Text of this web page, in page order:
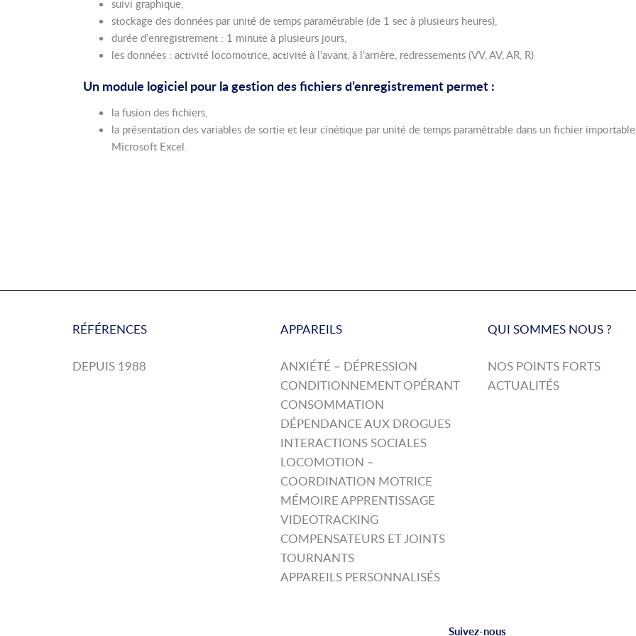
suivi graphique,
stockage des données par unité de temps paramétrable (de 1 sec à plusieurs heures),
durée d’enregistrement : 1 minute à plusieurs jours,
les données : activité locomotrice, activité à l’avant, à l’arrière, redressements (VV, AV, AR, R)
Un module logiciel pour la gestion des fichiers d’enregistrement permet :
la fusion des fichiers,
la présentation des variables de sortie et leur cinétique par unité de temps paramétrable dans un fichier
Microsoft Excel.
RÉFÉRENCES
DEPUIS 1988
APPAREILS
ANXIÉTÉ – DÉPRESSION
CONDITIONNEMENT OPÉRANT
CONSOMMATION
DÉPENDANCE AUX DROGUES
INTERACTIONS SOCIALES
LOCOMOTION –
COORDINATION MOTRICE
MÉMOIRE APPRENTISSAGE
VIDEOTRACKING
COMPENSATEURS ET JOINTS
TOURNANTS
APPAREILS PERSONNALISÉS
QUI SOMMES NOUS ?
NOS POINTS FORTS
ACTUALITÉS
Suivez-nous